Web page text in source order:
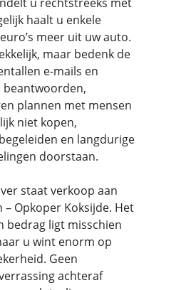
haalt u enkele
meer uit uw auto.
maar bedenk de
e-mails en
plannen met mensen
niet kopen,
en langdurige
doorstaan.
staat verkoop aan
– Opkoper Koksijde. Het
bedrag ligt misschien
u wint enorm op
Geen
achteraf